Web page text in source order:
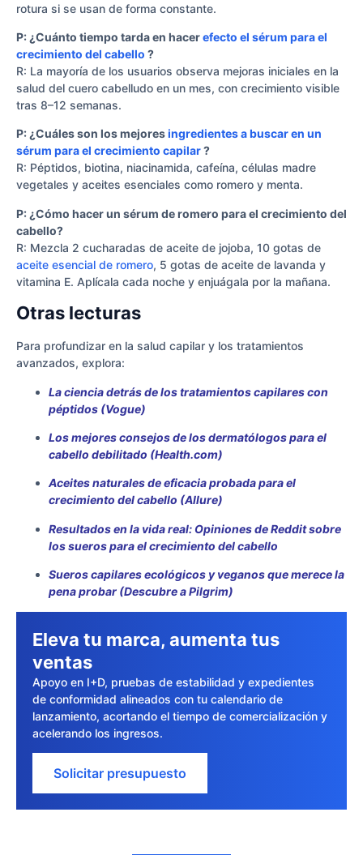
rotura si se usan de forma constante.
P: ¿Cuánto tiempo tarda en hacerefecto el sérum para el
crecimiento del cabello ?
R: La mayoría de los usuarios observa mejoras iniciales en la
salud del cuero cabelludo en un mes, con crecimiento visible
tras 8–12 semanas.
P: ¿Cuáles son los mejoresingredientes a buscar en un
sérum para el crecimiento capilar?
R: Péptidos, biotina, niacinamida, cafeína, células madre
vegetales y aceites esenciales como romero y menta.
P: ¿Cómo hacer un sérum de romero para el crecimiento del
cabello?
R: Mezcla 2 cucharadas de aceite de jojoba, 10 gotas de
aceite esencial de romero, 5 gotas de aceite de lavanda y
vitamina E. Aplícala cada noche y enjuágala por la mañana.
Otras lecturas
Para profundizar en la salud capilar y los tratamientos
avanzados, explora:
La ciencia detrás de los tratamientos capilares con
péptidos (Vogue)
Los mejores consejos de los dermatólogos para el
cabello debilitado (Health.com)
Aceites naturales de eficacia probada para el
crecimiento del cabello (Allure)
Resultados en la vida real: Opiniones de Reddit sobre
los sueros para el crecimiento del cabello
Sueros capilares ecológicos y veganos que merece la
pena probar (Descubre a Pilgrim)
Eleva tu marca, aumenta tus
ventas
Apoyo en I+D, pruebas de estabilidad y expedientes
de conformidad alineados con tu calendario de
lanzamiento, acortando el tiempo de comercialización y
acelerando los ingresos.
Solicitar presupuesto